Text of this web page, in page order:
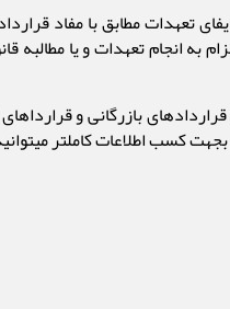
تعهدات مطابق با مفاد
به انجام تعهدات و یا
بازرگانی و
کسب اطلاعات کاملتر